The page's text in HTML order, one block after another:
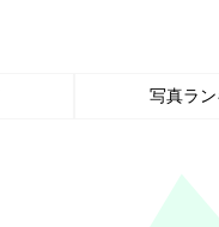
写真ラ